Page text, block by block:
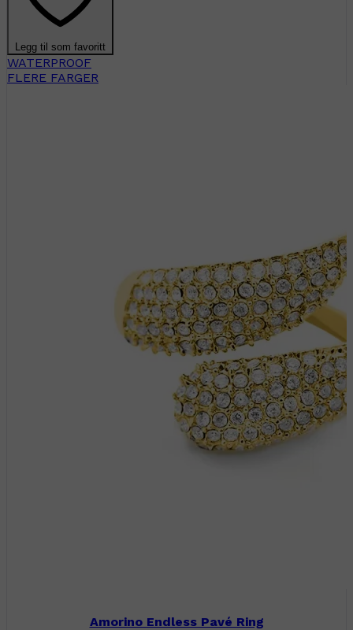
Legg til som favoritt
WATERPROOF
FLERE FARGER
Amorino Endless Pavé Ring